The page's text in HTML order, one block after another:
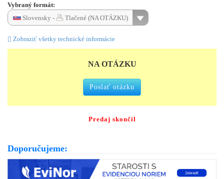
Vybraný formát:
Slovensky -
Tlačené (NA OTÁZKU)
Zobraziť všetky technické informácie
NA OTÁZKU
Poslať otázku
Predaj skončil
Doporučujeme: